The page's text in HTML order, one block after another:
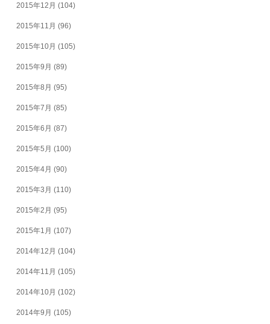
2015年12月 (104)
2015年11月 (96)
2015年10月 (105)
2015年9月 (89)
2015年8月 (95)
2015年7月 (85)
2015年6月 (87)
2015年5月 (100)
2015年4月 (90)
2015年3月 (110)
2015年2月 (95)
2015年1月 (107)
2014年12月 (104)
2014年11月 (105)
2014年10月 (102)
2014年9月 (105)